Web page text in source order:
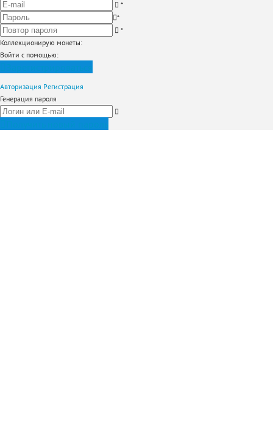
*
*
*
Коллекционирую монеты:
Войти с помощью:
Авторизация Регистрация
Генерация пароля